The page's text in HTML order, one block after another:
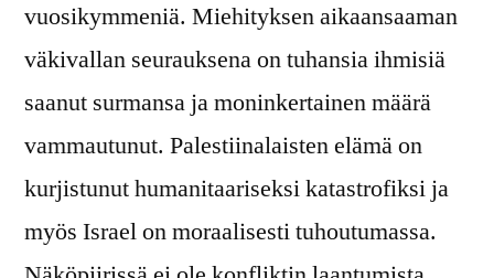
vuosikymmeniä. Miehityksen aikaansaaman
väkivallan seurauksena on tuhansia ihmisiä
saanut surmansa ja moninkertainen määrä
vammautunut. Palestiinalaisten elämä on
kurjistunut humanitaariseksi katastrofiksi ja
myös Israel on moraalisesti tuhoutumassa.